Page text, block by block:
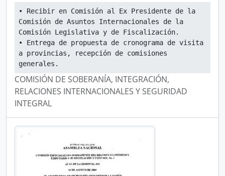
• Recibir en Comisión al Ex Presidente de la
Comisión de Asuntos Internacionales de la
Comisión Legislativa y de Fiscalización.
• Entrega de propuesta de cronograma de visita
a provincias, recepción de comisiones
generales.
COMISIÓN DE SOBERANÍA, INTEGRACIÓN,
RELACIONES INTERNACIONALES Y SEGURIDAD
INTEGRAL